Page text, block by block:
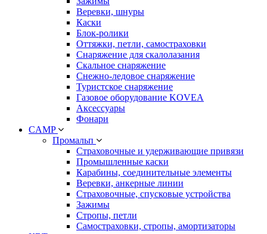
Веревки, шнуры
Каски
Блок-ролики
Оттяжки, петли, самостраховки
Снаряжение для скалолазания
Скальное снаряжение
Снежно-ледовое снаряжение
Туристское снаряжение
Газовое оборудование KOVEA
Аксессуары
Фонари
CAMP
Промальп
Страховочные и удерживающие привязи
Промышленные каски
Карабины, соединительные элементы
Веревки, анкерные линии
Страховочные, спусковые устройства
Зажимы
Стропы, петли
Самостраховки, стропы, амортизаторы